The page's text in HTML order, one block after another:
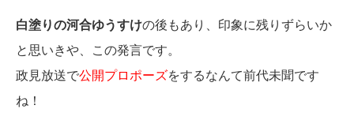
白塗りの河合ゆうすけの後もあり、印象に残りずらいか
と思いきや、この発言です。
政見放送で公開プロポーズをするなんて前代未聞です
ね！